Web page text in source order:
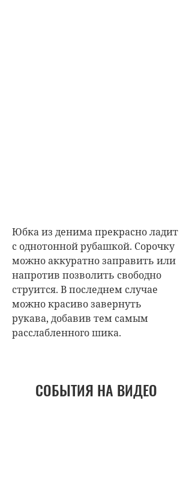
Юбка из денима прекрасно ладит
с однотонной рубашкой. Сорочку
можно аккуратно заправить или
напротив позволить свободно
струится. В последнем случае
можно красиво завернуть
рукава, добавив тем самым
расслабленного шика.
СОБЫТИЯ НА ВИДЕО